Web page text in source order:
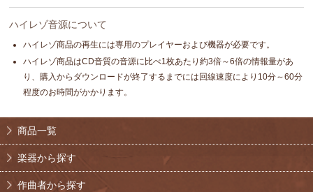
ハイレゾ音源について
ハイレゾ商品の再生には専用のプレイヤーおよび機器が必要です。
ハイレゾ商品はCD音質の音源に比べ1枚あたり約3倍～6倍の情報量があ
り、購入からダウンロードが終了するまでには回線速度により10分～60分
程度のお時間がかかります。
商品一覧
楽器から探す
作曲者から探す